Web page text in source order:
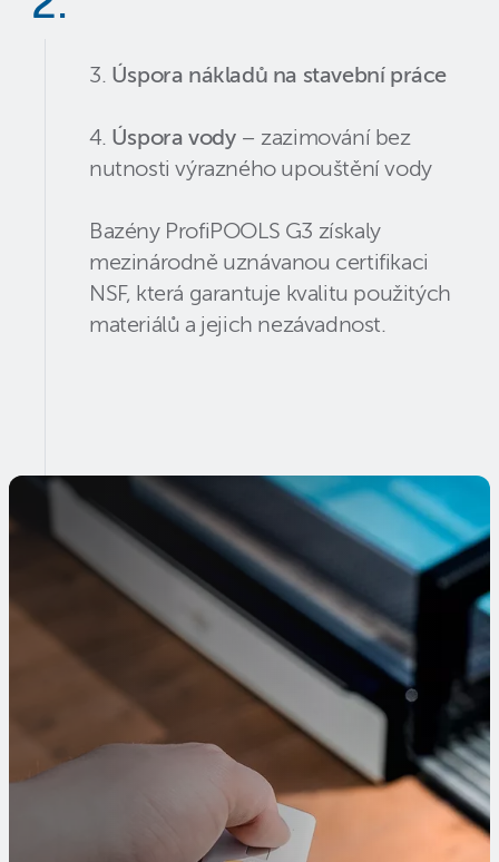
3. Úspora nákladů na stavební práce
4. Úspora vody – zazimování bez
nutnosti výrazného upouštění vody
Bazény ProfiPOOLS G3 získaly
mezinárodně uznávanou certifikaci
NSF, která garantuje kvalitu použitých
materiálů a jejich nezávadnost.